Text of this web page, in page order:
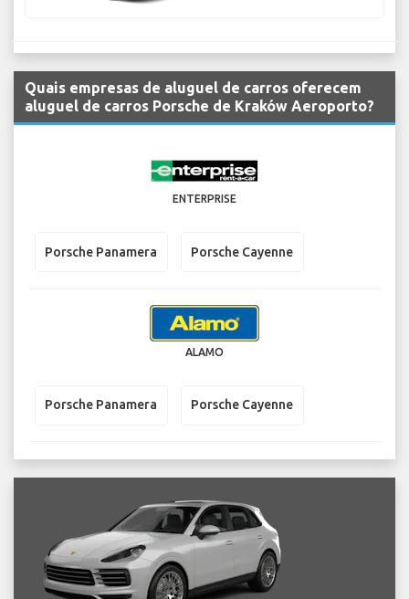
Quais empresas de aluguel de carros oferecem
aluguel de carros Porsche de Kraków Aeroporto?
ENTERPRISE
Porsche Panamera Porsche Cayenne
ALAMO
Porsche Panamera Porsche Cayenne